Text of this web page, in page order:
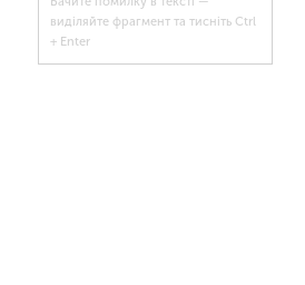
виділяйте фрагмент та тисніть Ctrl
+ Enter